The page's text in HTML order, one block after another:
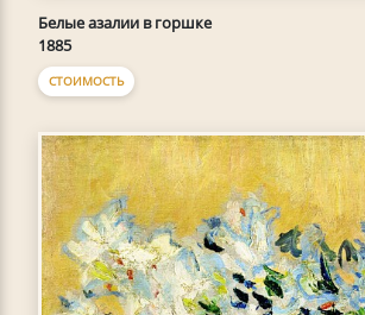
Белые азалии в горшке
1885
СТОИМОСТЬ